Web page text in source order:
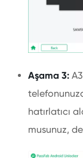
Aşama 3:
hatırlatıcı
musunuz,